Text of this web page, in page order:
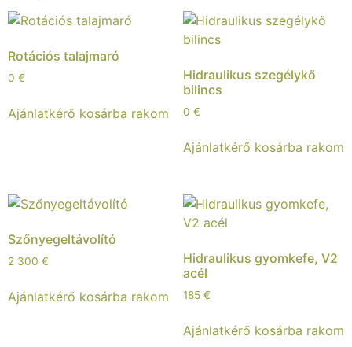
Rotációs talajmaró
0 €
Ajánlatkérő kosárba rakom
Hidraulikus szegélykő
bilincs
0 €
Ajánlatkérő kosárba rakom
Szőnyegeltávolító
2 300 €
Ajánlatkérő kosárba rakom
Hidraulikus gyomkefe, V2
acél
185 €
Ajánlatkérő kosárba rakom